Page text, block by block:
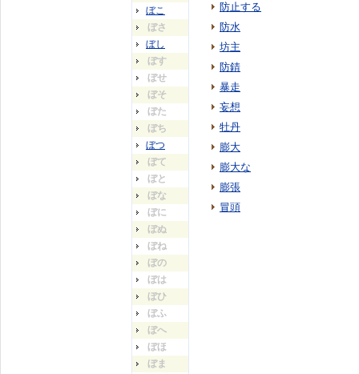
ぼこ
ぼさ
ぼし
ぼす
ぼせ
ぼそ
ぼた
ぼち
ぼつ
ぼて
ぼと
ぼな
ぼに
ぼぬ
ぼね
ぼの
ぼは
ぼひ
ぼふ
ぼへ
ぼほ
ぼま
防止する
防水
坊主
防錆
暴走
妄想
牡丹
膨大
膨大な
膨張
冒頭